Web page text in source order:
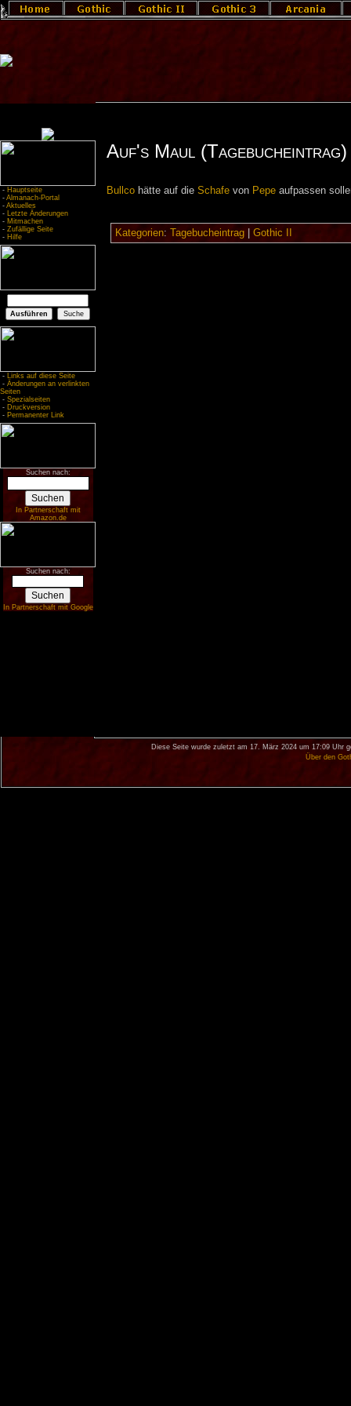
- Hauptseite
- Almanach-Portal
- Aktuelles
- Letzte Änderungen
- Mitmachen
- Zufällige Seite
- Hilfe
- Links auf diese Seite
- Änderungen an verlinkten
Seiten
- Spezialseiten
- Druckversion
- Permanenter Link
Suchen nach:
In Partnerschaft mit
Amazon.de
Suchen nach:
In Partnerschaft mit Google
Auf's Maul (Tagebucheintrag)
Bullcohätte auf die Schafevon Pepeaufpassen
Kategorien: Tagebucheintrag| Gothic II
Diese Seite wurde zuletzt am 17. März 2024 um 17:09 Uhr
Über den